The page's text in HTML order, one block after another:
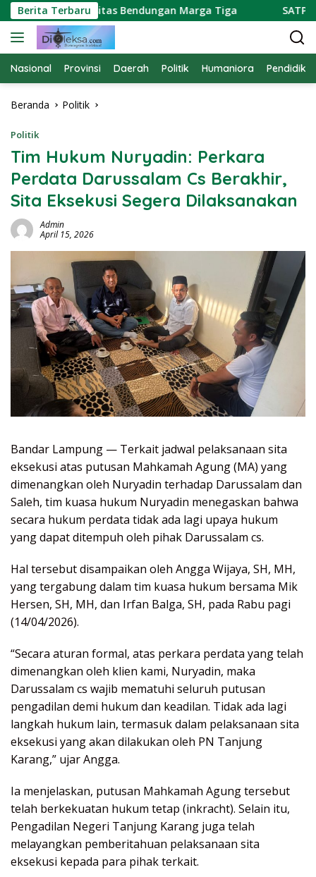
Langsung
ke
konten
Berita Terbaru
Soroti Kapasitas Bendungan Marga Tiga SATPAM
Nasional Provinsi Daerah Politik Humaniora
Beranda Politik
Politik
Tim Hukum Nuryadin: Perkara
Perdata Darussalam Cs Berakhir,
Sita Eksekusi Segera Dilaksanakan
Admin
April 15, 2026
Bandar Lampung — Terkait jadwal pelaksanaan sita
eksekusi atas putusan Mahkamah Agung (MA) yang
dimenangkan oleh Nuryadin terhadap Darussalam dan
Saleh, tim kuasa hukum Nuryadin menegaskan bahwa
secara hukum perdata tidak ada lagi upaya hukum
yang dapat ditempuh oleh pihak Darussalam cs.
Hal tersebut disampaikan oleh Angga Wijaya, SH, MH,
yang tergabung dalam tim kuasa hukum bersama Mik
Hersen, SH, MH, dan Irfan Balga, SH, pada Rabu pagi
(14/04/2026).
“Secara aturan formal, atas perkara perdata yang telah
dimenangkan oleh klien kami, Nuryadin, maka
Darussalam cs wajib mematuhi seluruh putusan
pengadilan demi hukum dan keadilan. Tidak ada lagi
langkah hukum lain, termasuk dalam pelaksanaan sita
eksekusi yang akan dilakukan oleh PN Tanjung
Karang,” ujar Angga.
Ia menjelaskan, putusan Mahkamah Agung tersebut
telah berkekuatan hukum tetap (inkracht). Selain itu,
Pengadilan Negeri Tanjung Karang juga telah
melayangkan pemberitahuan pelaksanaan sita
eksekusi kepada para pihak terkait.